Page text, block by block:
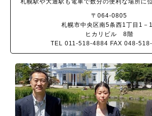
〒064-0805
札幌市中央区南5条西1丁目1－
ヒカリビル 8階
TEL 011-518-4884 FAX 048-